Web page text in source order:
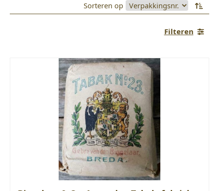
Sorteren op
Filteren